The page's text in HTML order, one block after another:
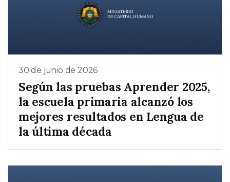
30 de junio de 2026
Según las pruebas Aprender 2025,
la escuela primaria alcanzó los
mejores resultados en Lengua de
la última década